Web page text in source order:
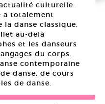
culturelle.
a totalement
la danse classique,
au-delà
et les danseurs
du corps.
contemporaine
danse, de cours
de danse.